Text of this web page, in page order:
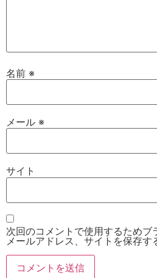
名前 ※
メール ※
サイト
次回のコメントで使用するためブ
メールアドレス、サイトを保存す